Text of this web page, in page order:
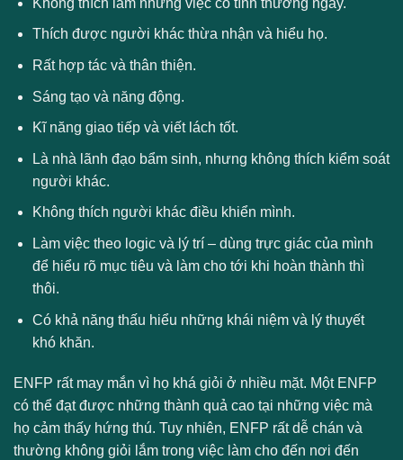
Thích được người khác thừa nhận và hiểu họ.
Rất hợp tác và thân thiện.
Sáng tạo và năng động.
Kĩ năng giao tiếp và viết lách tốt.
Là nhà lãnh đạo bẩm sinh, nhưng không thích kiểm soát
người khác.
Không thích người khác điều khiển mình.
Làm việc theo logic và lý trí – dùng trực giác của mình
để hiểu rõ mục tiêu và làm cho tới khi hoàn thành thì
thôi.
Có khả năng thấu hiểu những khái niệm và lý thuyết
khó khăn.
ENFP rất may mắn vì họ khá giỏi ở nhiều mặt. Một ENFP
có thể đạt được những thành quả cao tại những việc mà
họ cảm thấy hứng thú. Tuy nhiên, ENFP rất dễ chán và
thường không giỏi lắm trong việc làm cho đến nơi đến